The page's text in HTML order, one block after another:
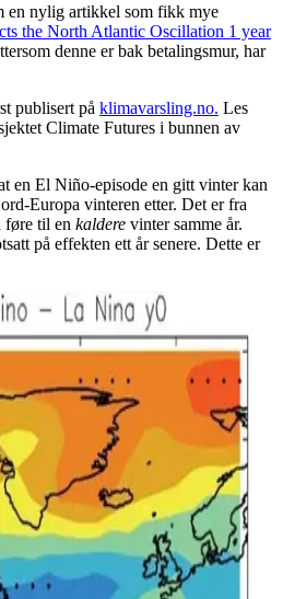
en nylig artikkel som fikk mye
the North Atlantic Oscillation 1 year
denne er bak betalingsmur, har
publisert på klimavarsling.no. Les
Climate Futures i bunnen av
en El Niño-episode en gitt vinter kan
Europa vinteren etter. Det er fra
føre til en kaldere vinter samme år.
på effekten ett år senere. Dette er